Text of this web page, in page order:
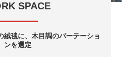
SPACE
絨毯に、木目調のパーテーショ
ンを選定